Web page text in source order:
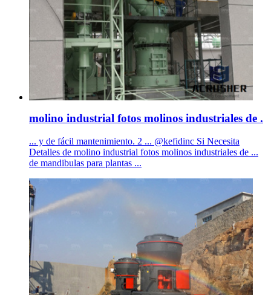
molino industrial fotos molinos industriales de .
... y de fácil mantenimiento. 2 ... @kefidinc Si Necesita
Detalles de molino industrial fotos molinos industriales de ...
de mandibulas para plantas ...